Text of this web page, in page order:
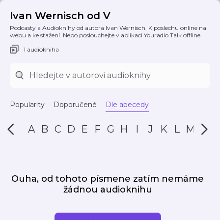
Ivan Wernisch od V
Podcasty a Audioknihy od autora Ivan Wernisch. K poslechu online na
webu a ke stažení. Nebo poslouchejte v aplikaci Youradio Talk offline.
1 audiokniha
Popularity Doporučené Dle abecedy
A B C D E F G H I J K L M N
Ouha, od tohoto písmene zatím nemáme
žádnou audioknihu